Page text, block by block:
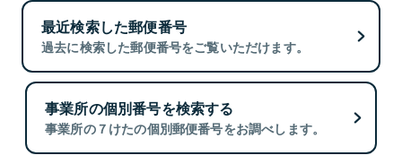
最近検索した郵便番号
過去に検索した郵便番号をご覧いただけます。
事業所の個別番号を検索する
事業所の７けたの個別郵便番号をお調べします。